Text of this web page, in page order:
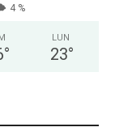
4 %
°
LUN
23°